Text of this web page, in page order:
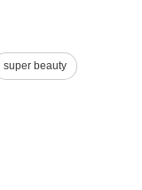
super beauty